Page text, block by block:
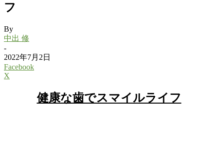
フ
By
中出 修
-
2022年7月2日
Facebook
X
健康な歯でスマイルライフ